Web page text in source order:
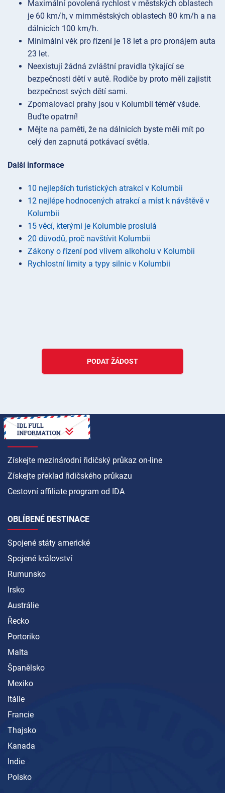
Maximální povolená rychlost v městských oblastech
je 60 km/h, v mimměstských oblastech 80 km/h a na
dálnicích 100 km/h.
Minimální věk pro řízení je 18 let a pro pronájem auta
23 let.
Neexistují žádná zvláštní pravidla týkající se
bezpečnosti dětí v autě. Rodiče by proto měli zajistit
bezpečnost svých dětí sami.
Zpomalovací prahy jsou v Kolumbii téměř všude.
Buďte opatrní!
Mějte na paměti, že na dálnicích byste měli mít po
celý den zapnutá potkávací světla.
Další informace
10 nejlepších turistických atrakcí v Kolumbii
12 nejlépe hodnocených atrakcí a míst k návštěvě v
Kolumbii
15 věcí, kterými je Kolumbie proslulá
20 důvodů, proč navštívit Kolumbii
Zákony o řízení pod vlivem alkoholu v Kolumbii
Rychlostní limity a typy silnic v Kolumbii
PODAT ŽÁDOST
JAK NA TO
Získejte mezinárodní řidičský průkaz on-line
Získejte překlad řidičského průkazu
Cestovní affiliate program od IDA
OBLÍBENÉ DESTINACE
Spojené státy americké
Spojené království
Rumunsko
Irsko
Austrálie
Řecko
Portoriko
Malta
Španělsko
Mexiko
Itálie
Francie
Thajsko
Kanada
Indie
Polsko